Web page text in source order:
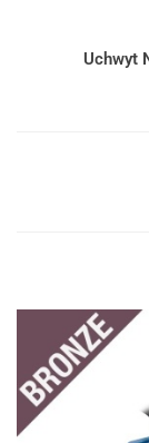
Uchwyt